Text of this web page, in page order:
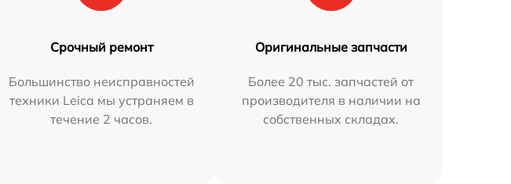
Срочный ремонт
Большинство неисправностей
техники Leica мы устраняем в
течение 2 часов.
Оригинальные запчасти
Более 20 тыс. запчастей от
производителя в наличии на
собственных складах.